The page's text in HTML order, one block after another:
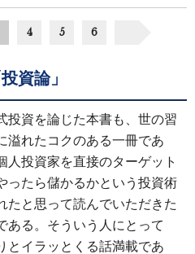
4 5 6
資論」
投資を論じた本書も、世の習
溢れたコクのある一冊であ
人投資家を直接のターゲット
ったら儲かるかという投資術
たと思って読んでいただきた
ある。そういう人にとって
とイラッとくる話満載であ